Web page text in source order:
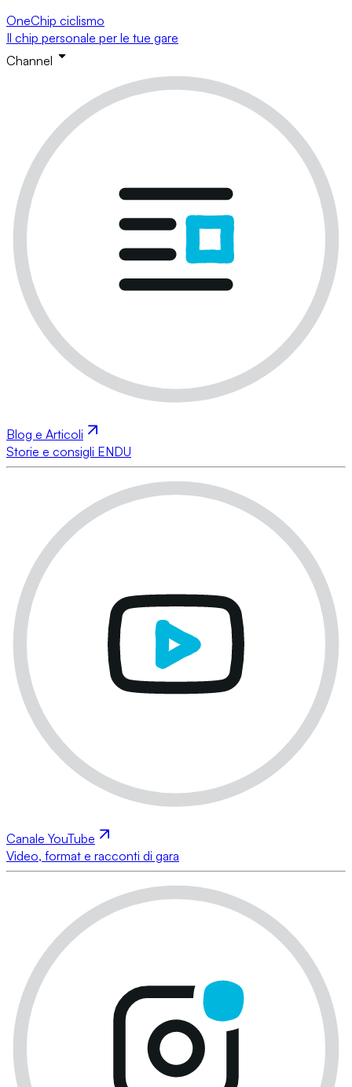
OneChip ciclismo
Il chip personale per le tue gare
Channel
Blog e Articoli
Storie e consigli ENDU
Canale YouTube
Video, format e racconti di gara